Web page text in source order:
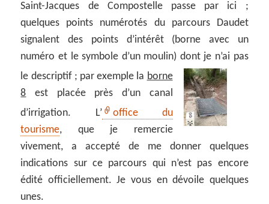
Saint-Jacques de Compostelle passe par ici ;
quelques points numérotés du parcours Daudet
signalent des points d’intérêt (borne avec un
numéro et le symbole d’un moulin) dont je n’ai pas
le descriptif ; par exemple la borne
8 est placée près d’un canal
d’irrigation. L’
office du
tourisme, que je remercie
vivement, a accepté de me donner quelques
indications sur ce parcours qui n’est pas encore
édité officiellement. Je vous en dévoile quelques
unes.